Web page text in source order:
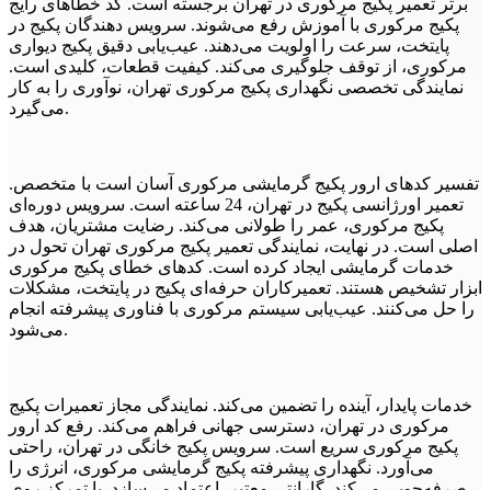
برتر تعمیر پکیج مرکوری در تهران برجسته است. کد خطاهای رایج
پکیج مرکوری با آموزش رفع می‌شوند. سرویس دهندگان پکیج در
پایتخت، سرعت را اولویت می‌دهند. عیب‌یابی دقیق پکیج دیواری
مرکوری، از توقف جلوگیری می‌کند. کیفیت قطعات، کلیدی است.
نمایندگی تخصصی نگهداری پکیج مرکوری تهران، نوآوری را به کار
می‌گیرد.
تفسیر کدهای ارور پکیج گرمایشی مرکوری آسان است با متخصص.
تعمیر اورژانسی پکیج در تهران، 24 ساعته است. سرویس دوره‌ای
پکیج مرکوری، عمر را طولانی می‌کند. رضایت مشتریان، هدف
اصلی است. در نهایت، نمایندگی تعمیر پکیج مرکوری تهران تحول در
خدمات گرمایشی ایجاد کرده است. کدهای خطای پکیج مرکوری
ابزار تشخیص هستند. تعمیرکاران حرفه‌ای پکیج در پایتخت، مشکلات
را حل می‌کنند. عیب‌یابی سیستم مرکوری با فناوری پیشرفته انجام
می‌شود.
خدمات پایدار، آینده را تضمین می‌کند. نمایندگی مجاز تعمیرات پکیج
مرکوری در تهران، دسترسی جهانی فراهم می‌کند. رفع کد ارور
پکیج مرکوری سریع است. سرویس پکیج خانگی در تهران، راحتی
می‌آورد. نگهداری پیشرفته پکیج گرمایشی مرکوری، انرژی را